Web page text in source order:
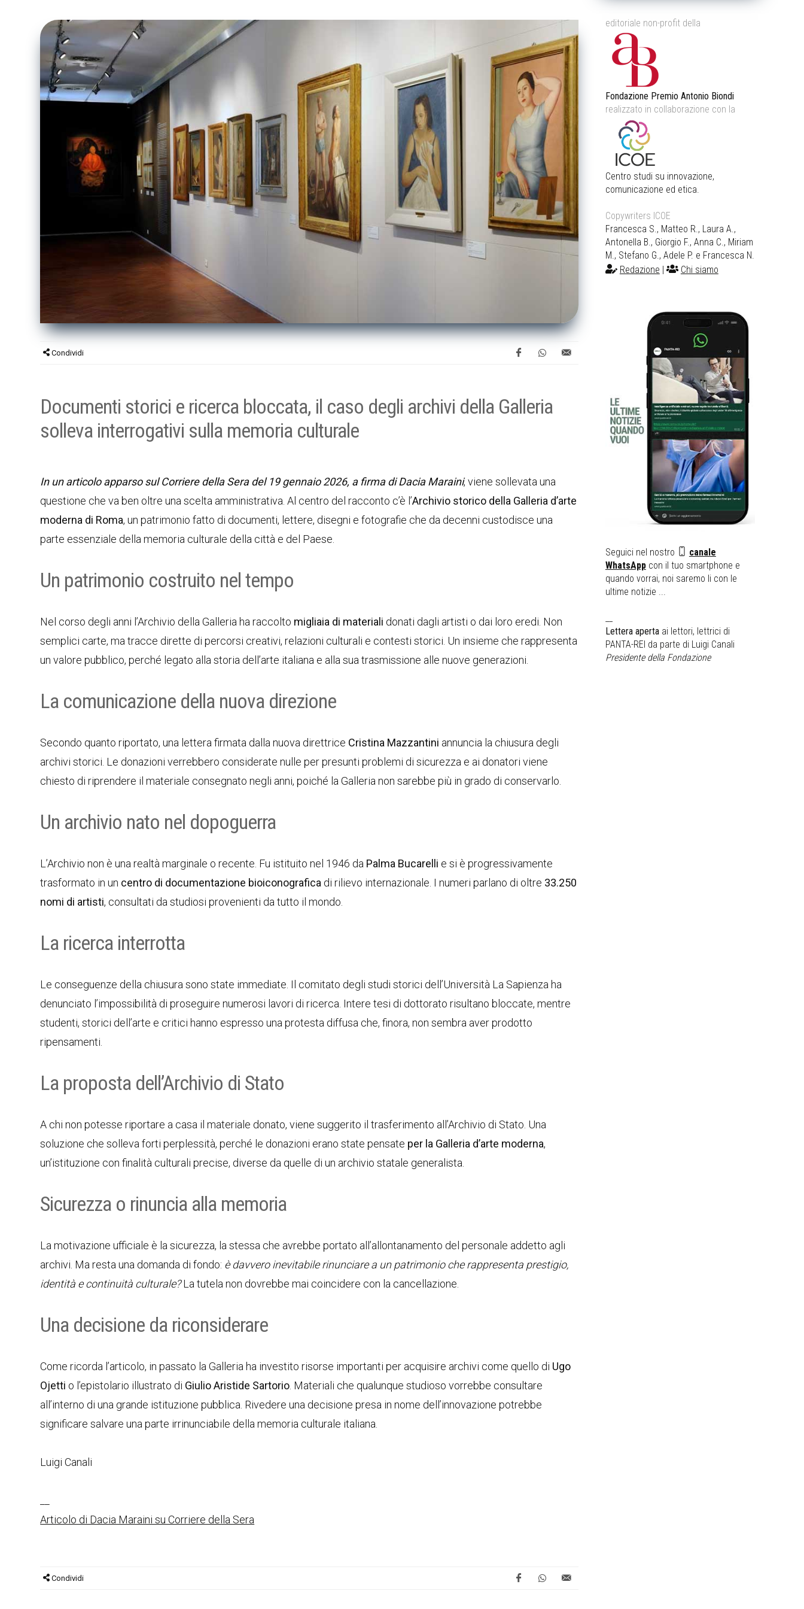
Condividi
Documenti storici e ricerca bloccata, il caso degli archivi della Galleria
solleva interrogativi sulla memoria culturale
In un articolo apparso sul Corriere della Sera del 19 gennaio 2026, a firma di Dacia Maraini, viene sollevata una
questione che va ben oltre una scelta amministrativa. Al centro del racconto c’è l’Archivio storico della Galleria d’arte
moderna di Roma, un patrimonio fatto di documenti, lettere, disegni e fotografie che da decenni custodisce una
parte essenziale della memoria culturale della città e del Paese.
Un patrimonio costruito nel tempo
Nel corso degli anni l’Archivio della Galleria ha raccolto migliaia di materiali donati dagli artisti o dai loro eredi. Non
semplici carte, ma tracce dirette di percorsi creativi, relazioni culturali e contesti storici. Un insieme che rappresenta
un valore pubblico, perché legato alla storia dell’arte italiana e alla sua trasmissione alle nuove generazioni.
La comunicazione della nuova direzione
Secondo quanto riportato, una lettera firmata dalla nuova direttrice Cristina Mazzantini annuncia la chiusura degli
archivi storici. Le donazioni verrebbero considerate nulle per presunti problemi di sicurezza e ai donatori viene
chiesto di riprendere il materiale consegnato negli anni, poiché la Galleria non sarebbe più in grado di conservarlo.
Un archivio nato nel dopoguerra
L’Archivio non è una realtà marginale o recente. Fu istituito nel 1946 da Palma Bucarelli e si è progressivamente
trasformato in un centro di documentazione bioiconografica di rilievo internazionale. I numeri parlano di oltre 33.250
nomi di artisti, consultati da studiosi provenienti da tutto il mondo.
La ricerca interrotta
Le conseguenze della chiusura sono state immediate. Il comitato degli studi storici dell’Università La Sapienza ha
denunciato l’impossibilità di proseguire numerosi lavori di ricerca. Intere tesi di dottorato risultano bloccate, mentre
studenti, storici dell’arte e critici hanno espresso una protesta diffusa che, finora, non sembra aver prodotto
ripensamenti.
La proposta dell’Archivio di Stato
A chi non potesse riportare a casa il materiale donato, viene suggerito il trasferimento all’Archivio di Stato. Una
soluzione che solleva forti perplessità, perché le donazioni erano state pensate per la Galleria d’arte moderna,
un’istituzione con finalità culturali precise, diverse da quelle di un archivio statale generalista.
Sicurezza o rinuncia alla memoria
La motivazione ufficiale è la sicurezza, la stessa che avrebbe portato all’allontanamento del personale addetto agli
archivi. Ma resta una domanda di fondo: è davvero inevitabile rinunciare a un patrimonio che rappresenta prestigio,
identità e continuità culturale?La tutela non dovrebbe mai coincidere con la cancellazione.
Una decisione da riconsiderare
Come ricorda l’articolo, in passato la Galleria ha investito risorse importanti per acquisire archivi come quello di Ugo
Ojetti o l’epistolario illustrato di Giulio Aristide Sartorio . Materiali che qualunque studioso vorrebbe consultare
all’interno di una grande istituzione pubblica. Rivedere una decisione presa in nome dell’innovazione potrebbe
significare salvare una parte irrinunciabile della memoria culturale italiana.
Luigi Canali
Articolo di Dacia Maraini su Corriere della Sera
Condividi
editoriale non-profit della
Fondazione Premio Antonio Biondi
realizzato in collaborazione con la
Centro studi su innovazione,
comunicazione ed etica.
Copywriters ICOE
Francesca S., Matteo R., Laura A.,
Antonella B., Giorgio F., Anna C., Miriam
M., Stefano G., Adele P. e Francesca N.
Redazione
Chi siamo
Seguici nel nostro
canale
WhatsAppcon il tuo smartphone e
quando vorrai, noi saremo li con le
ultime notizie ...
Lettera apertaai lettori, lettrici di
PANTA-REI da parte di Luigi Canali
Presidente della Fondazione